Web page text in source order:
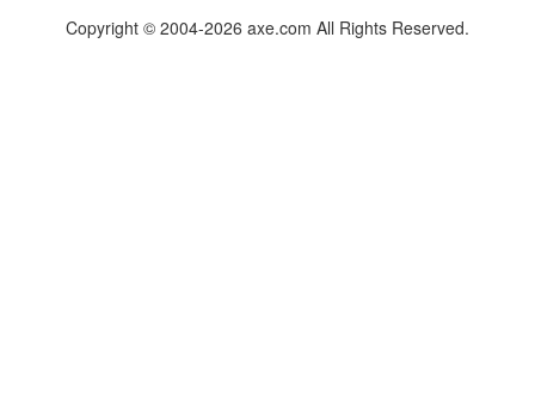
Copyright © 2004-2026 axe.com All Rights Reserved.